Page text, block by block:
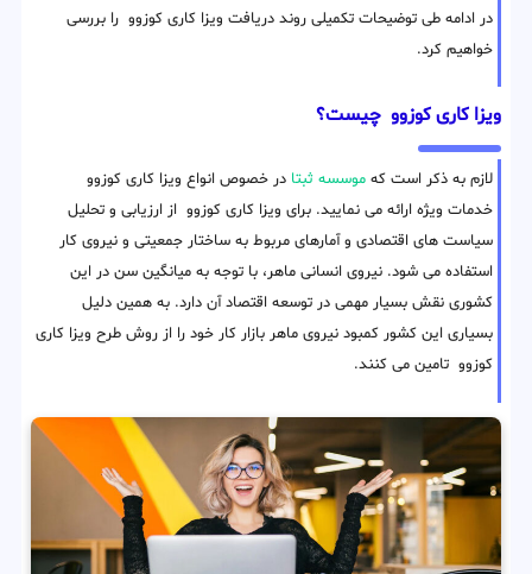
در ادامه طی توضیحات تکمیلی روند دریافت ویزا کاری کوزوو را بررسی
خواهیم کرد.
ویزا کاری کوزوو چیست؟
لازم به ذکر است که موسسه ثبتا در خصوص انواع ویزا کاری کوزوو
خدمات ویژه ارائه می نمایید. برای ویزا کاری کوزوو از ارزیابی و تحلیل
سیاست های اقتصادی و آمارهای مربوط به ساختار جمعیتی و نیروی کار
استفاده می شود. نیروی انسانی ماهر، با توجه به میانگین سن در این
کشوری نقش بسیار مهمی در توسعه اقتصاد آن دارد. به همین دلیل
بسیاری این کشور کمبود نیروی ماهر بازار کار خود را از روش طرح ویزا کاری
کوزوو تامین می کنند.